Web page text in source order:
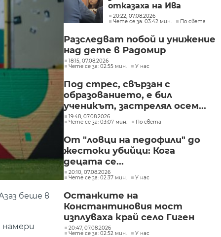
беше в
намери
отказаха на Ива
Михайлова да се лекува
в България
20:22, 07.08.2026
Чете се за: 03:42 мин.
По света
Разследват побой и унижение
над дете в Радомир
18:15, 07.08.2026
Чете се за: 02:55 мин.
У нас
Под стрес, свързан с
образованието, е бил
ученикът, застрелял осем...
19:48, 07.08.2026
Чете се за: 03:07 мин.
По света
От "ловци на педофили" до
жестоки убийци: Кога
децата се...
20:10, 07.08.2026
Чете се за: 02:37 мин.
У нас
Останките на
Константиновия мост
изплуваха край село Гиген
20:47, 07.08.2026
Чете се за: 02:52 мин.
У нас